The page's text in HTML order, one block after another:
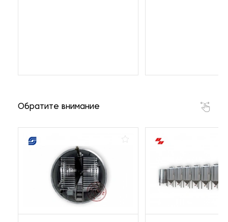
Обратите внимание